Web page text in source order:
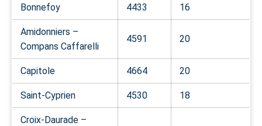
Bonnefoy 4433 16
Amidonniers –
Compans Caffarelli
4591 20
Capitole 4664 20
Saint-Cyprien 4530 18
Croix-Daurade –